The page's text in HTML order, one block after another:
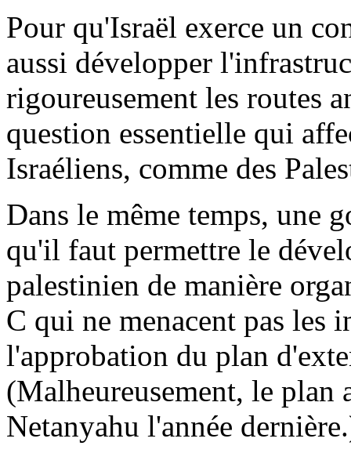
Pour qu'Israël exerce un
aussi développer
rigoureusement les routes
question essentielle qui
Israéliens, comme des
Dans le même temps, une
qu'il faut permettre le
palestinien de manière
C qui ne menacent pas les
l'approbation du plan
(Malheureusement, le plan
Netanyahu l'année